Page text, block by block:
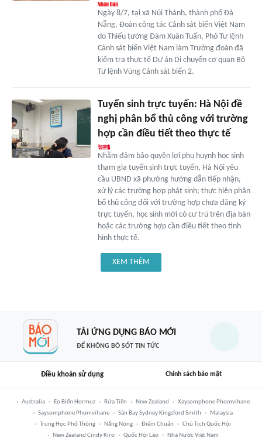
Ngày 8/7, tại xã Núi Thành, thành phố Đà
Nẵng, Đoàn công tác Cảnh sát biển Việt Nam
do Thiếu tướng Đàm Xuân Tuấn, Phó Tư lệnh
Cảnh sát biển Việt Nam làm Trưởng đoàn đã
kiểm tra thực tế Dự án Di chuyển cơ quan Bộ
Tư lệnh Vùng Cảnh sát biển 2.
Tuyển sinh trực tuyến: Hà Nội đề
nghị phân bổ thủ công với trường
hợp cần điều tiết theo thực tế
Nhằm đảm bảo quyền lợi phụ huynh học sinh
tham gia tuyển sinh trực tuyến, Hà Nội yêu
cầu UBND xã phường hướng dẫn tiếp nhận,
xử lý các trường hợp phát sinh; thực hiện phân
bổ thủ công đối với trường hợp chưa đăng ký
trực tuyến, học sinh mới có cư trú trên địa bàn
hoặc các trường hợp cần điều tiết theo tình
hình thực tế.
XEM THÊM
TẢI ỨNG DỤNG BÁO MỚI
ĐỂ KHÔNG BỎ SÓT TIN TỨC
Điều khoản sử dụng Chính sách bảo mật
Australia Eo Biển Hormuz Rửa Tiền New Zealand
Xaysomphone Phomvihane
Saysomphone Phomvihane
Sân Bay Sydney Kingsford Smith
Malaysia
Trung Học Phổ Thông
Nắng Nóng Điểm Chuẩn
Chủ Tịch Quốc Hội
New Zealand Cindy Kiro
Quốc Hội Lào Nhà Nước Việt Nam